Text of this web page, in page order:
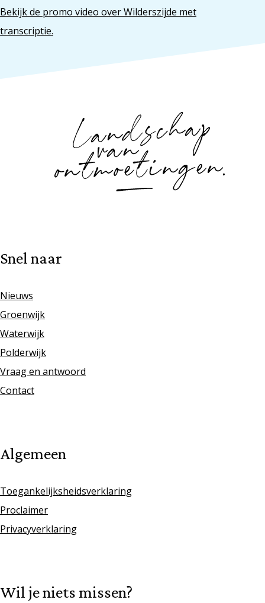
Bekijk de promo video over Wilderszijde met
transcriptie.
Snel naar
Nieuws
Groenwijk
Waterwijk
Polderwijk
Vraag en antwoord
Contact
Algemeen
Toegankelijksheidsverklaring
Proclaimer
Privacyverklaring
Wil je niets missen?